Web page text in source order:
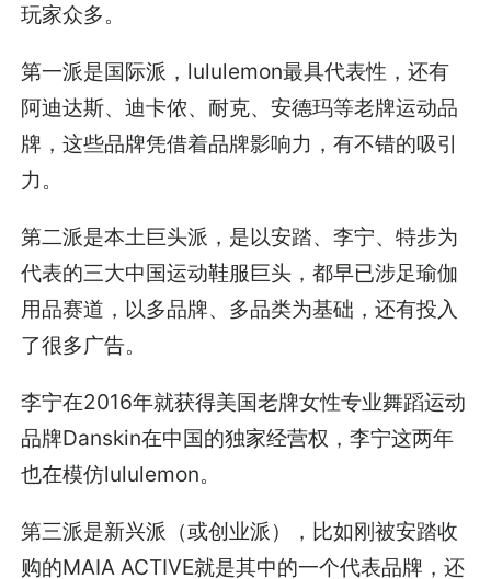
玩家众多。
第一派是国际派，lululemon最具代表性，还有
阿迪达斯、迪卡侬、耐克、安德玛等老牌运动品
牌，这些品牌凭借着品牌影响力，有不错的吸引
力。
第二派是本土巨头派，是以安踏、李宁、特步为
代表的三大中国运动鞋服巨头，都早已涉足瑜伽
用品赛道，以多品牌、多品类为基础，还有投入
了很多广告。
李宁在2016年就获得美国老牌女性专业舞蹈运动
品牌Danskin在中国的独家经营权，李宁这两年
也在模仿lululemon。
第三派是新兴派（或创业派），比如刚被安踏收
购的MAIA ACTIVE就是其中的一个代表品牌，还